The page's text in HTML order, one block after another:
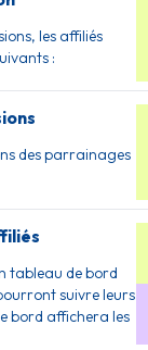
les affiliés
:
des parrainages
tableau de bord
suivre leurs
bord affichera les